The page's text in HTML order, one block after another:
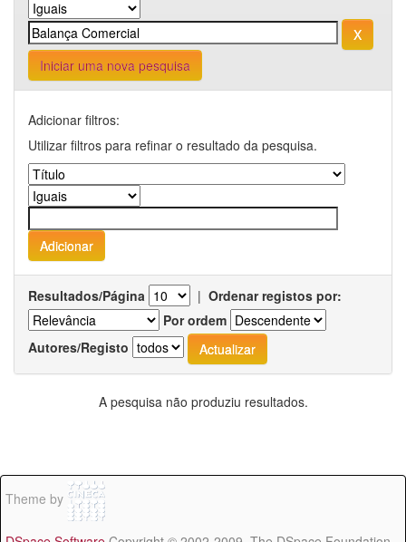
Iniciar uma nova pesquisa
Adicionar filtros:
Utilizar filtros para refinar o resultado da pesquisa.
Resultados/Página | Ordenar registos por:
Por ordem
Autores/Registo
A pesquisa não produziu resultados.
Theme by